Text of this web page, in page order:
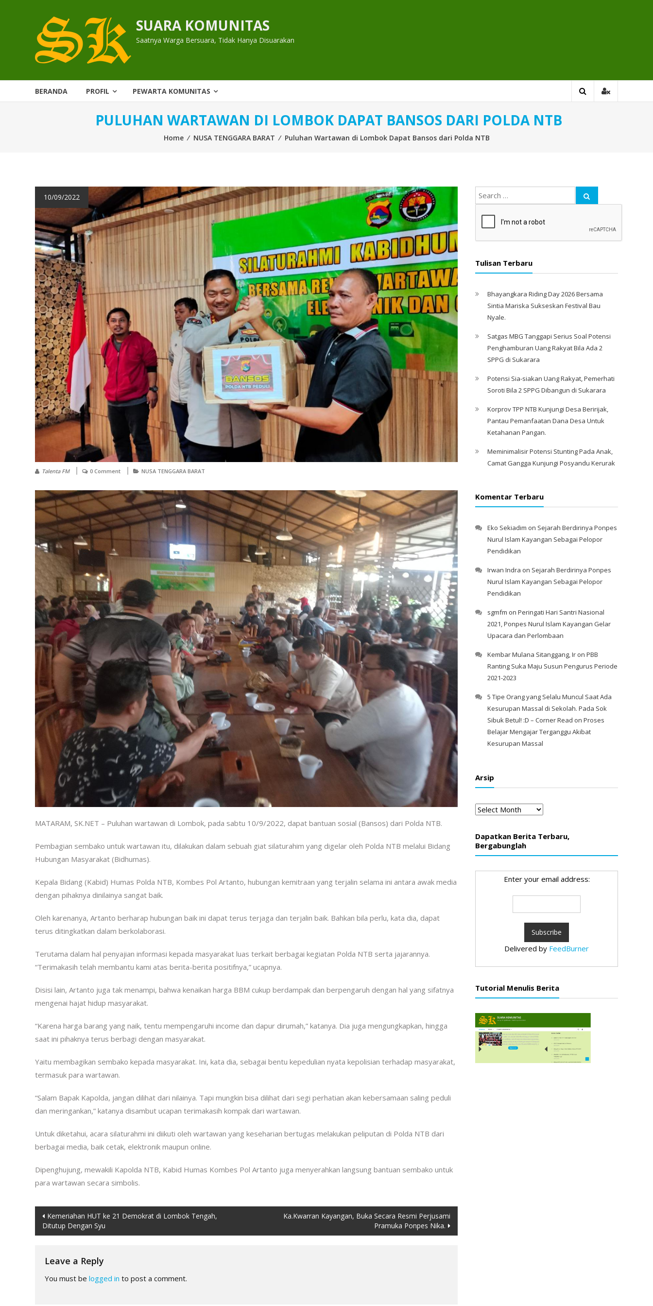
SUARA KOMUNITAS
Saatnya Warga Bersuara, Tidak Hanya Disuarakan
BERANDA PROFIL PEWARTA KOMUNITAS
PULUHAN WARTAWAN DI LOMBOK DAPAT BANSOS DARI POLDA NTB
Home ⁄ NUSA TENGGARA BARAT ⁄ Puluhan Wartawan di Lombok Dapat Bansos dari Polda NTB
10/09/2022
Talenta FM 0 Comment NUSA TENGGARA BARAT
MATARAM, SK.NET – Puluhan wartawan di Lombok, pada sabtu 10/9/2022, dapat bantuan sosial (Bansos) dari Polda NTB.
Pembagian sembako untuk wartawan itu, dilakukan dalam sebuah giat silaturahim yang digelar oleh Polda NTB melalui Bidang
Hubungan Masyarakat (Bidhumas).
Kepala Bidang (Kabid) Humas Polda NTB, Kombes Pol Artanto, hubungan kemitraan yang terjalin selama ini antara awak media
dengan pihaknya dinilainya sangat baik.
Oleh karenanya, Artanto berharap hubungan baik ini dapat terus terjaga dan terjalin baik. Bahkan bila perlu, kata dia, dapat
terus ditingkatkan dalam berkolaborasi.
Terutama dalam hal penyajian informasi kepada masyarakat luas terkait berbagai kegiatan Polda NTB serta jajarannya.
“Terimakasih telah membantu kami atas berita-berita positifnya,” ucapnya.
Disisi lain, Artanto juga tak menampi, bahwa kenaikan harga BBM cukup berdampak dan berpengaruh dengan hal yang sifatnya
mengenai hajat hidup masyarakat.
“Karena harga barang yang naik, tentu mempengaruhi income dan dapur dirumah,” katanya. Dia juga mengungkapkan, hingga
saat ini pihaknya terus berbagi dengan masyarakat.
Yaitu membagikan sembako kepada masyarakat. Ini, kata dia, sebagai bentu kepedulian nyata kepolisian terhadap masyarakat,
termasuk para wartawan.
“Salam Bapak Kapolda, jangan dilihat dari nilainya. Tapi mungkin bisa dilihat dari segi perhatian akan kebersamaan saling peduli
dan meringankan,” katanya disambut ucapan terimakasih kompak dari wartawan.
Untuk diketahui, acara silaturahmi ini diikuti oleh wartawan yang keseharian bertugas melakukan peliputan di Polda NTB dari
berbagai media, baik cetak, elektronik maupun online.
Dipenghujung, mewakili Kapolda NTB, Kabid Humas Kombes Pol Artanto juga menyerahkan langsung bantuan sembako untuk
para wartawan secara simbolis.
Post
navigation
Kemeriahan HUT ke 21 Demokrat di Lombok Tengah,
Ditutup Dengan Syu
Ka.Kwarran Kayangan, Buka Secara Resmi Perjusami
Pramuka Ponpes Nika.
Leave a Reply
You must be logged in to post a comment.
Tulisan Terbaru
Bhayangkara Riding Day 2026 Bersama
Sintia Mariska Sukseskan Festival Bau
Nyale. ‎
Satgas MBG Tanggapi Serius Soal Potensi
Penghamburan Uang Rakyat Bila Ada 2
SPPG di Sukarara
Potensi Sia-siakan Uang Rakyat, Pemerhati
Soroti Bila 2 SPPG Dibangun di Sukarara
Korprov TPP NTB Kunjungi Desa Beririjak,
Pantau Pemanfaatan Dana Desa Untuk
Ketahanan Pangan.
Meminimalisir Potensi Stunting Pada Anak,
Camat Gangga Kunjungi Posyandu Kerurak
Komentar Terbaru
Eko Sekiadim on Sejarah Berdirinya Ponpes
Nurul Islam Kayangan Sebagai Pelopor
Pendidikan
Irwan Indra on Sejarah Berdirinya Ponpes
Nurul Islam Kayangan Sebagai Pelopor
Pendidikan
sgmfm on Peringati Hari Santri Nasional
2021, Ponpes Nurul Islam Kayangan Gelar
Upacara dan Perlombaan
Kembar Mulana Sitanggang, Ir on PBB
Ranting Suka Maju Susun Pengurus Periode
2021-2023
5 Tipe Orang yang Selalu Muncul Saat Ada
Kesurupan Massal di Sekolah. Pada Sok
Sibuk Betul! :D – Corner Read on Proses
Belajar Mengajar Terganggu Akibat
Kesurupan Massal
Arsip
Arsip
Dapatkan Berita Terbaru,
Bergabunglah
Enter your email address:
Delivered by FeedBurner
Tutorial Menulis Berita